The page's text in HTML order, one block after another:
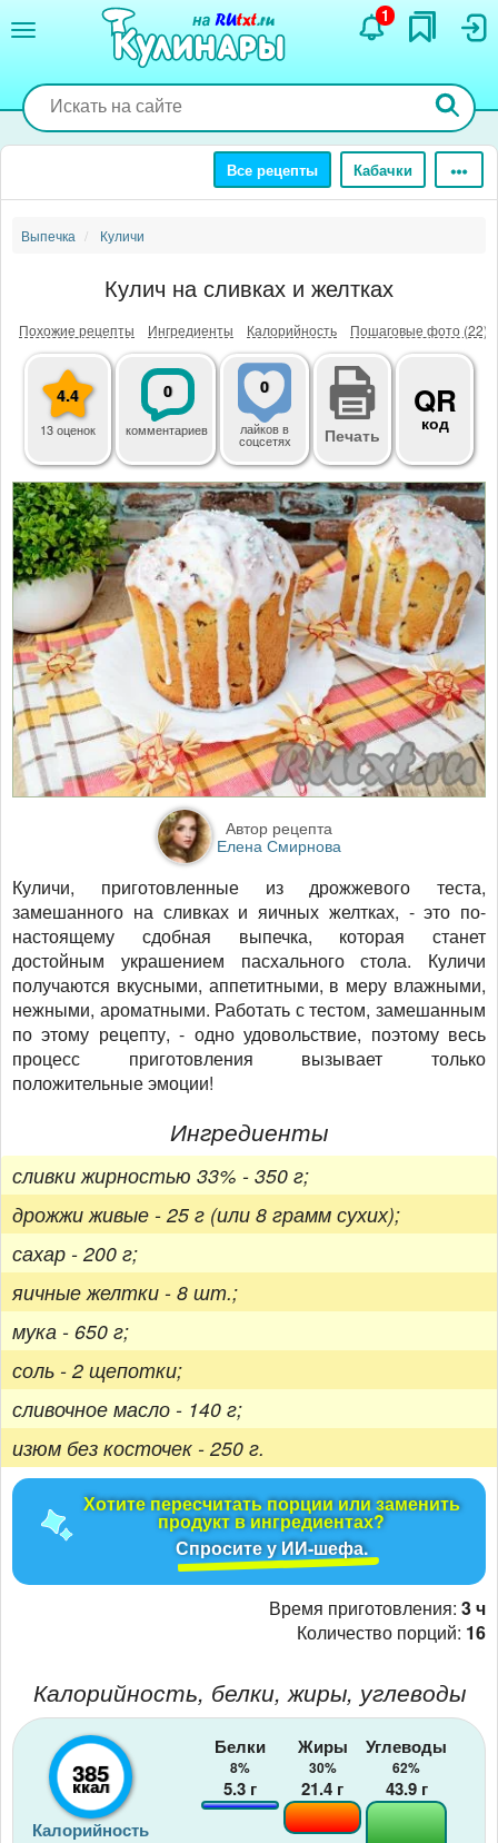
содержанию
1
Все рецепты Кабачки
Выпечка Куличи
Кулич на сливках и желтках
Похожие рецепты Ингредиенты Калорийность Пошаговые фото (22)
4.4
13 оценок
0
комментариев
0
лайковв
соцсетях Печать
QR
код
Автор рецепта
Елена Смирнова
Куличи, приготовленные из дрожжевого теста,
замешанного на сливках и яичных желтках, - это по-
настоящему сдобная выпечка, которая станет
достойным украшением пасхального стола. Куличи
получаются вкусными, аппетитными, в меру влажными,
нежными, ароматными. Работать с тестом, замешанным
по этому рецепту, - одно удовольствие, поэтому весь
процесс приготовления вызывает только
положительные эмоции!
Ингредиенты
сливки жирностью 33% - 350 г;
дрожжи живые - 25 г (или 8 грамм сухих);
сахар - 200 г;
яичные желтки - 8 шт.;
мука - 650 г;
соль - 2 щепотки;
сливочное масло - 140 г;
изюм без косточек - 250 г.
Хотите пересчитать порции или заменить
продукт в ингредиентах?
Спросите у ИИ-шефа.
Время приготовления: 3 ч
Количество порций: 16
Калорийность, белки, жиры, углеводы
385
ккал
Калорийность
Белки
8%
5.3 г
Жиры
30%
21.4 г
Углеводы
62%
43.9г